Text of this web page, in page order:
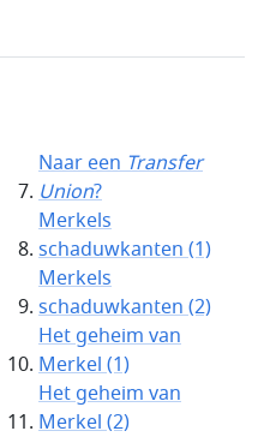
Naar eenTransfer
Union?
Merkels
schaduwkanten (1)
Merkels
schaduwkanten (2)
Het geheim van
Merkel (1)
Het geheim van
Merkel (2)